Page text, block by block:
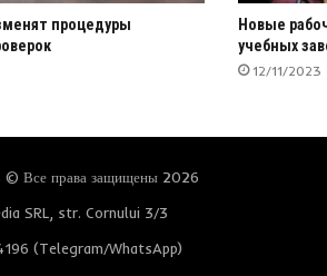
процедуры
Новые
учебных
12/11/2023
© Все права защищены 2026
SRL, str. Cornului 3/3
(Telegram/WhatsApp)